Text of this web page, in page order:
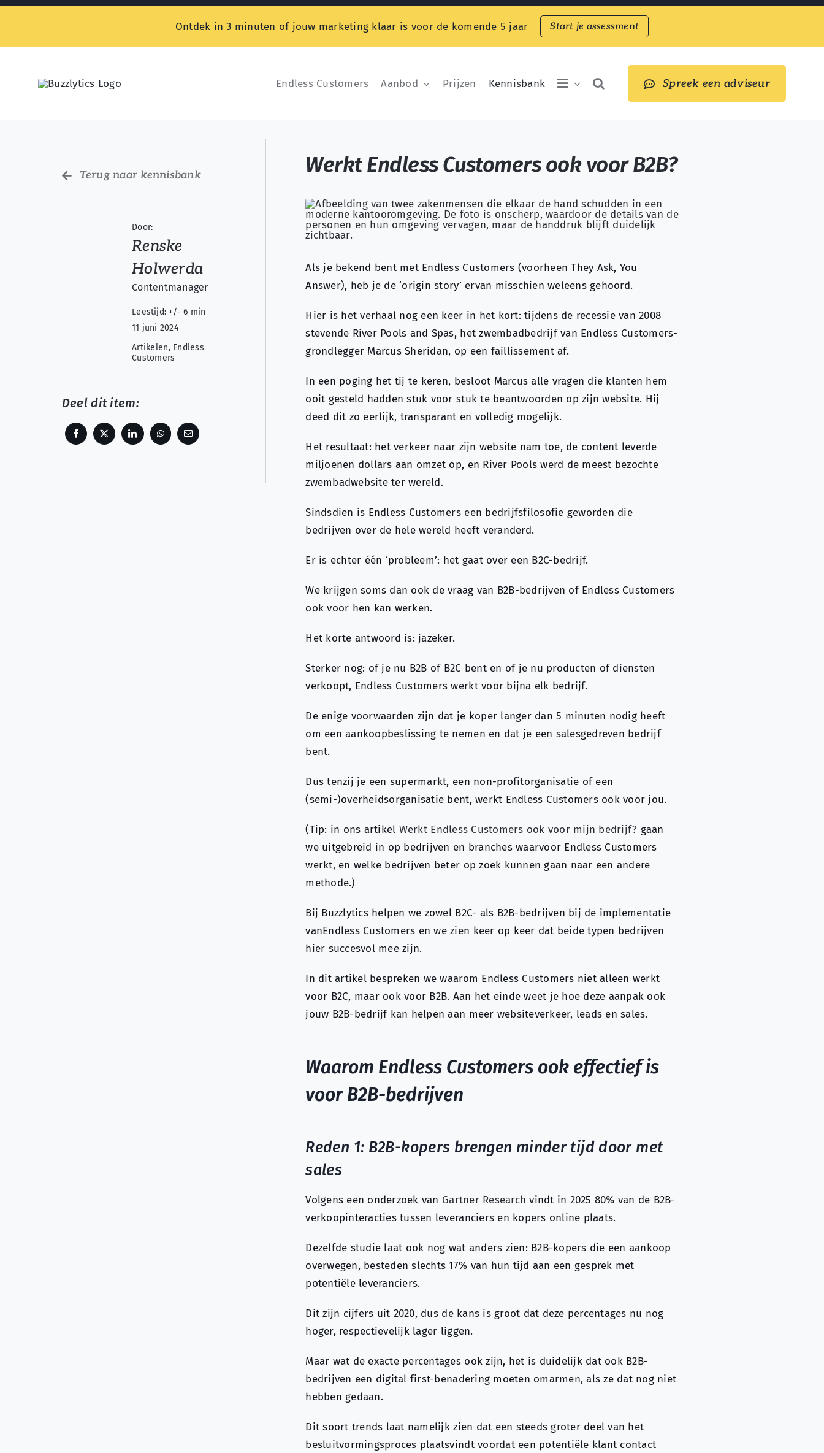
content
Ontdek in 3 minuten of jouw marketing klaar is voor de komende 5 jaar Start je assessment
Endless Customers Aanbod Prijzen Kennisbank Spreek een adviseur
Terug naar kennisbank
Door:
Renske
Holwerda
Contentmanager
Leestijd: +/- 6 min
11 juni 2024
Artikelen, Endless
Customers
Deel dit item:
Werkt Endless Customers ook voor B2B?
Als je bekend bent met Endless Customers (voorheen They Ask, You
Answer), heb je de ‘origin story’ ervan misschien weleens gehoord.
Hier is het verhaal nog een keer in het kort: tijdens de recessie van 2008
stevende River Pools and Spas, het zwembadbedrijf van Endless Customers-
grondlegger Marcus Sheridan, op een faillissement af.
In een poging het tij te keren, besloot Marcus alle vragen die klanten hem
ooit gesteld hadden stuk voor stuk te beantwoorden op zijn website. Hij
deed dit zo eerlijk, transparant en volledig mogelijk.
Het resultaat: het verkeer naar zijn website nam toe, de content leverde
miljoenen dollars aan omzet op, en River Pools werd de meest bezochte
zwembadwebsite ter wereld.
Sindsdien is Endless Customers een bedrijfsfilosofie geworden die
bedrijven over de hele wereld heeft veranderd.
Er is echter één ‘probleem’: het gaat over een B2C-bedrijf.
We krijgen soms dan ook de vraag van B2B-bedrijven of Endless Customers
ook voor hen kan werken.
Het korte antwoord is: jazeker.
Sterker nog: of je nu B2B of B2C bent en of je nu producten of diensten
verkoopt, Endless Customers werkt voor bijna elk bedrijf.
De enige voorwaarden zijn dat je koper langer dan 5 minuten nodig heeft
om een aankoopbeslissing te nemen en dat je een salesgedreven bedrijf
bent.
Dus tenzij je een supermarkt, een non-profitorganisatie of een
(semi-)overheidsorganisatie bent, werkt Endless Customers ook voor jou.
(Tip: in ons artikel Werkt Endless Customers ook voor mijn bedrijf? gaan
we uitgebreid in op bedrijven en branches waarvoor Endless Customers
werkt, en welke bedrijven beter op zoek kunnen gaan naar een andere
methode.)
Bij Buzzlytics helpen we zowel B2C- als B2B-bedrijven bij de implementatie
vanEndless Customers en we zien keer op keer dat beide typen bedrijven
hier succesvol mee zijn.
In dit artikel bespreken we waarom Endless Customers niet alleen werkt
voor B2C, maar ook voor B2B. Aan het einde weet je hoe deze aanpak ook
jouw B2B-bedrijf kan helpen aan meer websiteverkeer, leads en sales.
Waarom Endless Customers ook effectief is
voor B2B-bedrijven
Reden 1: B2B-kopers brengen minder tijd door met
sales
Volgens een onderzoek van Gartner Research vindt in 2025 80% van de B2B-
verkoopinteracties tussen leveranciers en kopers online plaats.
Dezelfde studie laat ook nog wat anders zien: B2B-kopers die een aankoop
overwegen, besteden slechts 17% van hun tijd aan een gesprek met
potentiële leveranciers.
Dit zijn cijfers uit 2020, dus de kans is groot dat deze percentages nu nog
hoger, respectievelijk lager liggen.
Maar wat de exacte percentages ook zijn, het is duidelijk dat ook B2B-
bedrijven een digital first-benadering moeten omarmen, als ze dat nog niet
hebben gedaan.
Dit soort trends laat namelijk zien dat een steeds groter deel van het
besluitvormingsproces plaatsvindt voordat een potentiële klant contact